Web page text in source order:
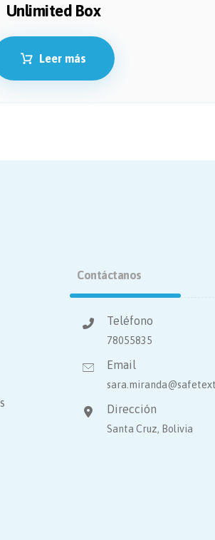
Unlimited Box
Leer más
Contáctanos
Teléfono
78055835
Email
Dirección
Santa Cruz, Bolivia